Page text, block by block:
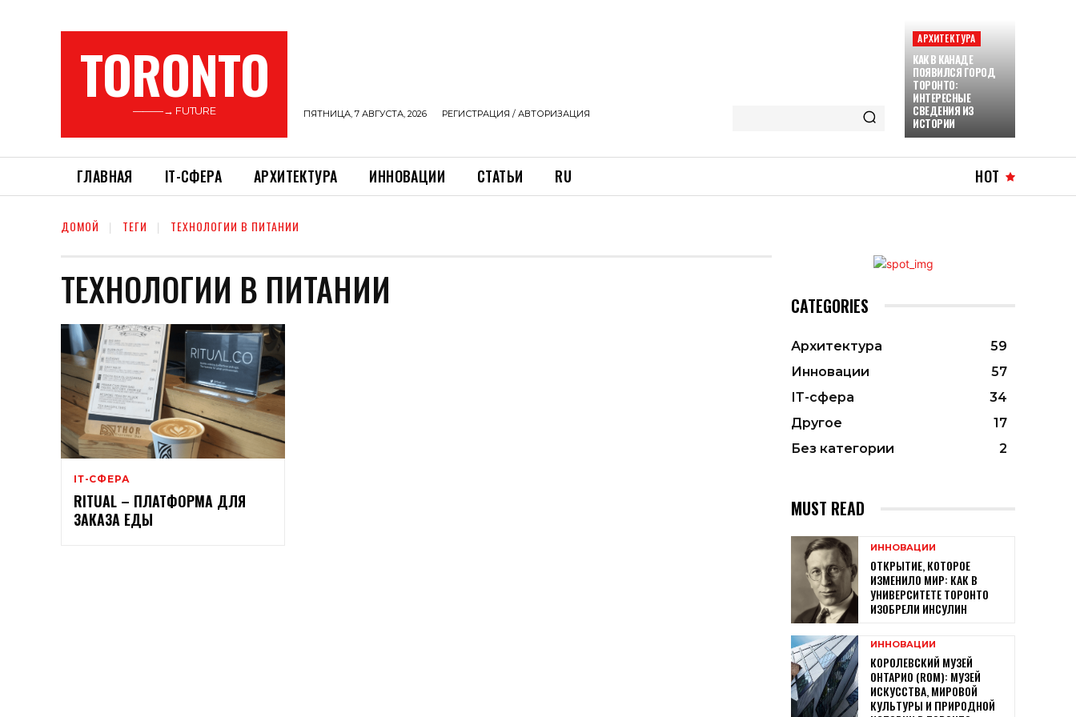
TORONTO
———→ FUTURE ПЯТНИЦА, 7 АВГУСТА, 2026 РЕГИСТРАЦИЯ / АВТОРИЗАЦИЯ
АРХИТЕКТУРА
КАК В КАНАДЕ
ПОЯВИЛСЯ ГОРОД
ТОРОНТО:
ИНТЕРЕСНЫЕ
СВЕДЕНИЯ ИЗ
ИСТОРИИ
ГЛАВНАЯ ІТ-СФЕРА АРХИТЕКТУРА ИННОВАЦИИ СТАТЬИ RU HOT
ДОМОЙ ТЕГИ ТЕХНОЛОГИИ В ПИТАНИИ
ТЕХНОЛОГИИ В ПИТАНИИ
ІТ-СФЕРА
RITUAL – ПЛАТФОРМА ДЛЯ
ЗАКАЗА ЕДЫ
CATEGORIES
Архитектура
59
Инновации
57
ІТ-сфера
34
Другое
17
Без категории
2
MUST READ
ИННОВАЦИИ
ОТКРЫТИЕ, КОТОРОЕ
ИЗМЕНИЛО МИР: КАК В
УНИВЕРСИТЕТЕ ТОРОНТО
ИЗОБРЕЛИ ИНСУЛИН
ИННОВАЦИИ
КОРОЛЕВСКИЙ МУЗЕЙ
ОНТАРИО (ROM): МУЗЕЙ
ИСКУССТВА, МИРОВОЙ
КУЛЬТУРЫ И ПРИРОДНОЙ